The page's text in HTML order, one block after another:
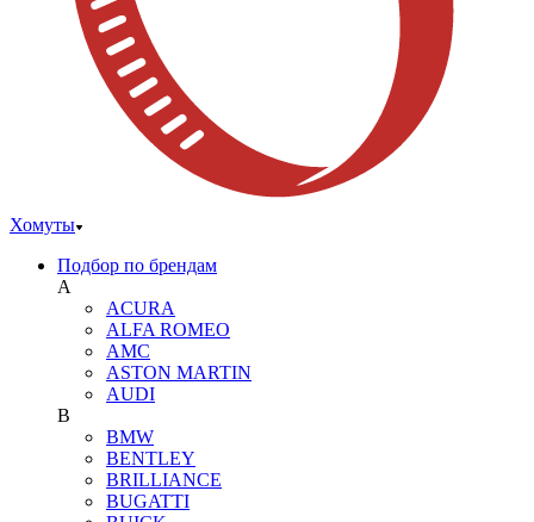
Хомуты
Подбор по брендам
A
ACURA
ALFA ROMEO
AMC
ASTON MARTIN
AUDI
B
BMW
BENTLEY
BRILLIANCE
BUGATTI